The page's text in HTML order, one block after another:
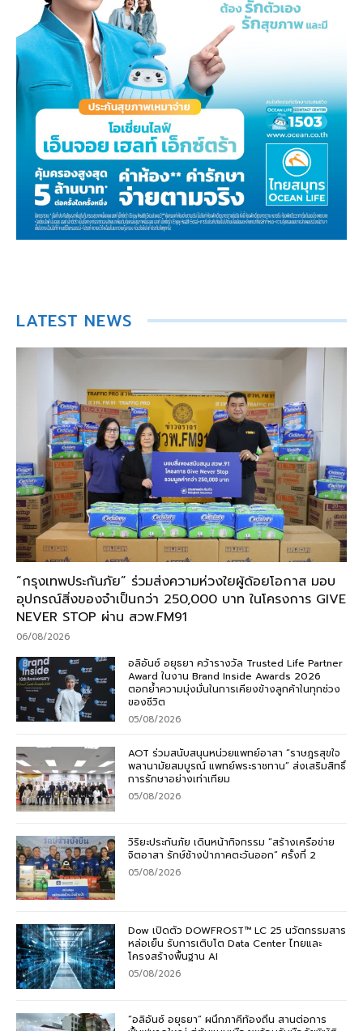
LATEST NEWS
“กรุงเทพประกันภัย” ร่วมส่งความห่วงใยผู้ด้อยโอกาส มอบ
อุปกรณ์สิ่งของจำเป็นกว่า 250,000 บาท ในโครงการ GIVE
NEVER STOP ผ่าน สวพ.FM91
06/08/2026
อลิอันซ์ อยุธยา คว้ารางวัล Trusted Life Partner
Award ในงาน Brand Inside Awards 2026
ตอกย้ำความมุ่งมั่นในการเคียงข้างลูกค้าในทุกช่วง
ของชีวิต
05/08/2026
AOT ร่วมสนับสนุนหน่วยแพทย์อาสา “ราษฎรสุขใจ
พลานามัยสมบูรณ์ แพทย์พระราชทาน” ส่งเสริมสิทธิ์
การรักษาอย่างเท่าเทียม
05/08/2026
วิริยะประกันภัย เดินหน้ากิจกรรม “สร้างเครือข่าย
จิตอาสา รักษ์ช้างป่าภาคตะวันออก” ครั้งที่ 2
05/08/2026
Dow เปิดตัว DOWFROST™ LC 25 นวัตกรรมสาร
หล่อเย็น รับการเติบโต Data Center ไทยและ
โครงสร้างพื้นฐาน AI
05/08/2026
“อลิอันซ์ อยุธยา” ผนึกภาคีท้องถิ่น สานต่อการ